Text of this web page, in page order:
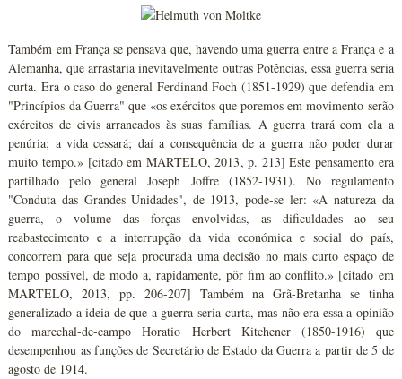
Também em França se pensava que, havendo uma guerra entre a França e a
Alemanha, que arrastaria inevitavelmente outras Potências, essa guerra seria
curta. Era o caso do general Ferdinand Foch (1851-1929) que defendia em
"Princípios da Guerra" que «os exércitos que poremos em movimento serão
exércitos de civis arrancados às suas famílias. A guerra trará com ela a
penúria; a vida cessará; daí a consequência de a guerra não poder durar
muito tempo.» [citado em MARTELO, 2013, p. 213] Este pensamento era
partilhado pelo general Joseph Joffre (1852-1931). No regulamento
"Conduta das Grandes Unidades", de 1913, pode-se ler: «A natureza da
guerra, o volume das forças envolvidas, as dificuldades ao seu
reabastecimento e a interrupção da vida económica e social do país,
concorrem para que seja procurada uma decisão no mais curto espaço de
tempo possível, de modo a, rapidamente, pôr fim ao conflito.» [citado em
MARTELO, 2013, pp. 206-207] Também na Grã-Bretanha se tinha
generalizado a ideia de que a guerra seria curta, mas não era essa a opinião
do marechal-de-campo Horatio Herbert Kitchener (1850-1916) que
desempenhou as funções de Secretário de Estado da Guerra a partir de 5 de
agosto de 1914.